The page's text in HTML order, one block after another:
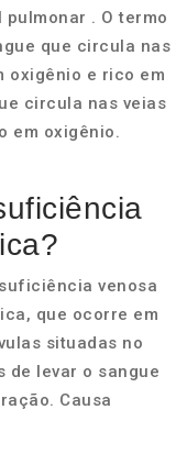
. O termo
que circula nas
oxigênio e rico em
circula nas veias
em oxigênio.
venosa
que ocorre em
situadas no
de levar o sangue
Causa